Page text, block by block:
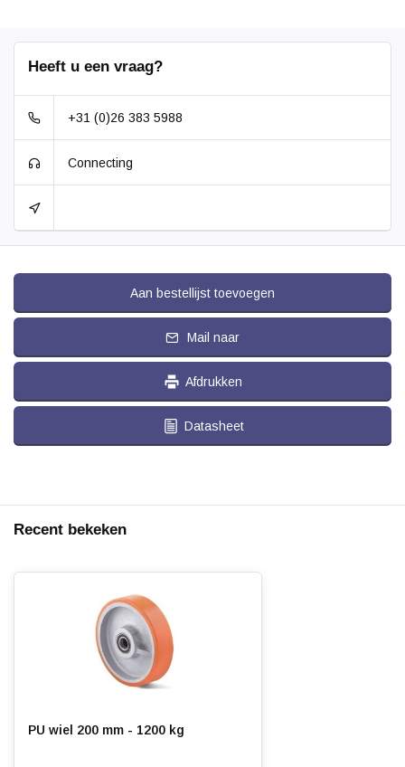
Heeft u een vraag?
+31 (0)26 383 5988
Connecting
Aan bestellijst toevoegen
Mail naar
Afdrukken
Datasheet
Recent bekeken
PU wiel 200 mm - 1200 kg